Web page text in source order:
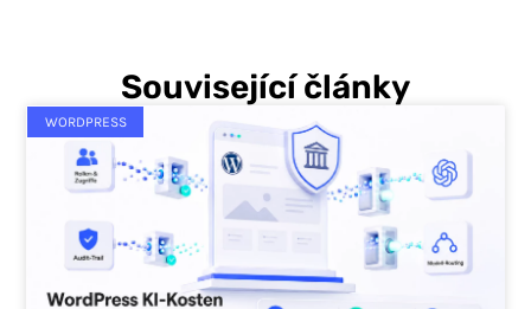
Související články
WORDPRESS